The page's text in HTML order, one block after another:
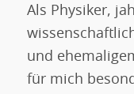
Als Physiker,
und
für mich